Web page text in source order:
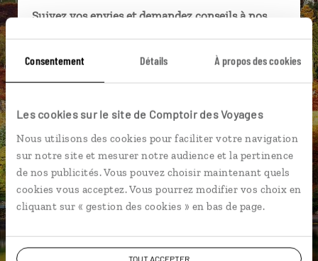
Consentement Détails À propos des cookies
Les cookies sur le site de Comptoir des Voyages
Nous utilisons des cookies pour faciliter votre navigation
sur notre site et mesurer notre audience et la pertinence
de nos publicités. Vous pouvez choisir maintenant quels
cookies vous acceptez. Vous pourrez modifier vos choix en
cliquant sur « gestion des cookies » en bas de page.
TOUT ACCEPTER
Suivez vos envies et demandez conseils à nos
Ils sauront organiser votre itinéraire au plus
près de vos envies et de la réalité du pays.
connectés en agence, mais aussi par email ou
téléphone.
Vous gardez le même interlocuteur avant,
pendant et après votre voyage.
DEMANDER UN DEVIS